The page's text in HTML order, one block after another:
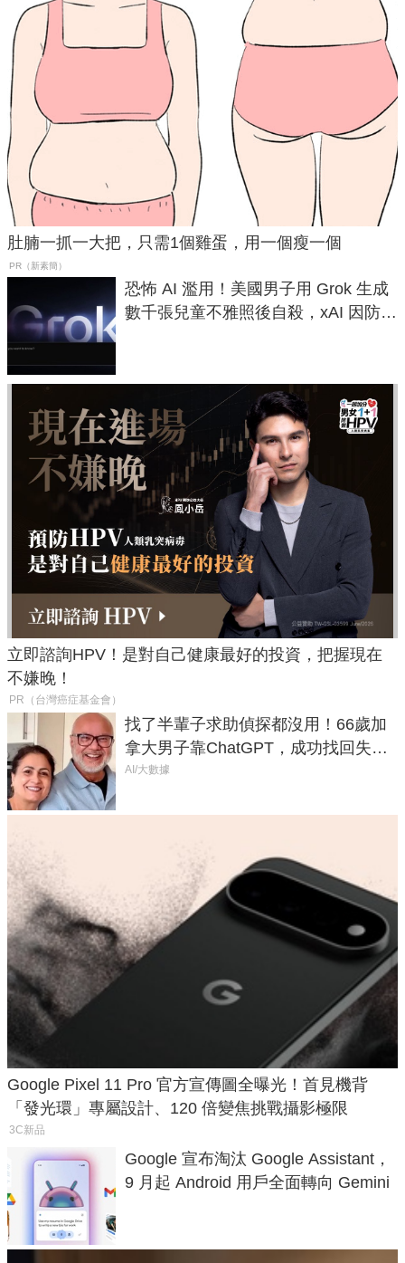
肚腩一抓一大把，只需1個雞蛋，用一個瘦一個
PR（新素簡）
恐怖 AI 濫用！美國男子用 Grok 生成
數千張兒童不雅照後自殺，xAI 因防護
立即諮詢HPV！是對自己健康最好的投資，把握現在
不嫌晚！
PR（台灣癌症基金會）
找了半輩子求助偵探都沒用！66歲加
拿大男子靠ChatGPT，成功找回失散
50年家人
AI/大數據
Google Pixel 11 Pro 官方宣傳圖全曝光！首見機背
「發光環」專屬設計、120 倍變焦挑戰攝影極限
3C新品
Google 宣布淘汰 Google Assistant，
9 月起 Android 用戶全面轉向 Gemini